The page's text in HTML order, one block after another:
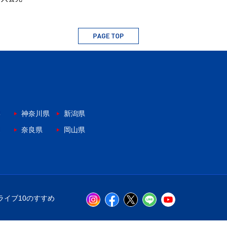
神奈川県
新潟県
奈良県
岡山県
イブ10のすすめ